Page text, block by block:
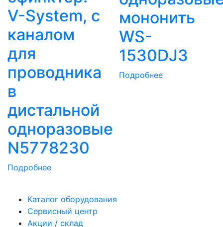
V-System, с
каналом
для
проводника
в
дистальной
одноразовые
N5778230
Подробнее
мононить
WS-
1530DJ3
Подробнее
Каталог оборудования
Сервисный центр
Акции / склад